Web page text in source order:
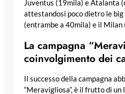
Juventus (19mila) e Atalanta
attestandosi poco dietro le big
(entrambe a 40mila) e il
La campagna
coinvolgimento dei
Il successo della campagna
“Meravigliosa”, è il frutto di